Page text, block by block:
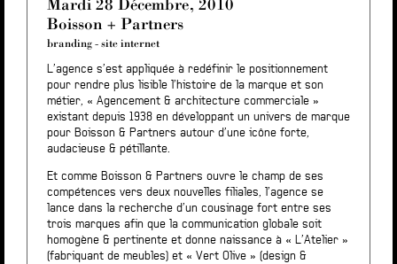
Mardi 28 Décembre, 2010
Boisson + Partners
branding - site internet
L’agence s’est appliquée à redéfinir le positionnement
pour rendre plus lisible l’histoire de la marque et son
métier, « Agencement & architecture commerciale »
existant depuis 1938 en développant un univers de marque
pour Boisson & Partners autour d’une icône forte,
audacieuse & pétillante.
Et comme Boisson & Partners ouvre le champ de ses
compétences vers deux nouvelles filiales, l’agence se
lance dans la recherche d’un cousinage fort entre ses
trois marques afin que la communication globale soit
homogène & pertinente et donne naissance à « L’Atelier »
(fabriquant de meubles) et « Vert Olive » (design &